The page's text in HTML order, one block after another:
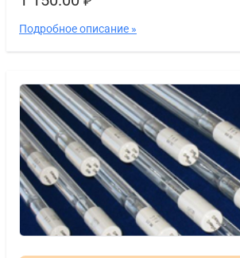
Подробное описание »